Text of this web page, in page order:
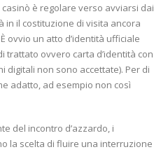
è regolare verso avviarsi dai
in il costituzione di visita ancora
ovvio un atto d’identità ufficiale
ovvero carta d’identità con
digitali non sono accettate). Per di
adatto, ad esempio non così
del incontro d’azzardo, i
la scelta di fluire una interruzione